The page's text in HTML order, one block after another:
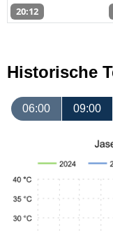
20:12
Historische
06:00 09:00